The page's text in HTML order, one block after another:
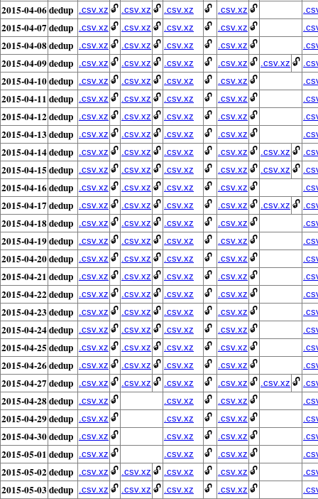
2015-04-06dedup .csv.xz 🔓 .csv.xz 🔓 .csv.xz 🔓 .csv.xz 🔓
2015-04-07dedup .csv.xz 🔓 .csv.xz 🔓 .csv.xz 🔓 .csv.xz 🔓
2015-04-08dedup .csv.xz 🔓 .csv.xz 🔓 .csv.xz 🔓 .csv.xz 🔓
2015-04-09dedup .csv.xz 🔓 .csv.xz 🔓 .csv.xz 🔓 .csv.xz 🔓 .csv.xz 🔓
2015-04-10dedup .csv.xz 🔓 .csv.xz 🔓 .csv.xz 🔓 .csv.xz 🔓
2015-04-11 dedup .csv.xz 🔓 .csv.xz 🔓 .csv.xz 🔓 .csv.xz 🔓
2015-04-12dedup .csv.xz 🔓 .csv.xz 🔓 .csv.xz 🔓 .csv.xz 🔓
2015-04-13dedup .csv.xz 🔓 .csv.xz 🔓 .csv.xz 🔓 .csv.xz 🔓
2015-04-14dedup .csv.xz 🔓 .csv.xz 🔓 .csv.xz 🔓 .csv.xz 🔓 .csv.xz 🔓
2015-04-15 dedup .csv.xz 🔓 .csv.xz 🔓 .csv.xz 🔓 .csv.xz 🔓 .csv.xz 🔓
2015-04-16dedup .csv.xz 🔓 .csv.xz 🔓 .csv.xz 🔓 .csv.xz 🔓
2015-04-17dedup .csv.xz 🔓 .csv.xz 🔓 .csv.xz 🔓 .csv.xz 🔓 .csv.xz 🔓
2015-04-18dedup .csv.xz 🔓 .csv.xz 🔓 .csv.xz 🔓 .csv.xz 🔓
2015-04-19dedup .csv.xz 🔓 .csv.xz 🔓 .csv.xz 🔓 .csv.xz 🔓
2015-04-20dedup .csv.xz 🔓 .csv.xz 🔓 .csv.xz 🔓 .csv.xz 🔓
2015-04-21 dedup .csv.xz 🔓 .csv.xz 🔓 .csv.xz 🔓 .csv.xz 🔓
2015-04-22dedup .csv.xz 🔓 .csv.xz 🔓 .csv.xz 🔓 .csv.xz 🔓
2015-04-23dedup .csv.xz 🔓 .csv.xz 🔓 .csv.xz 🔓 .csv.xz 🔓
2015-04-24dedup .csv.xz 🔓 .csv.xz 🔓 .csv.xz 🔓 .csv.xz 🔓
2015-04-25 dedup .csv.xz 🔓 .csv.xz 🔓 .csv.xz 🔓 .csv.xz 🔓
2015-04-26dedup .csv.xz 🔓 .csv.xz 🔓 .csv.xz 🔓 .csv.xz 🔓
2015-04-27dedup .csv.xz 🔓 .csv.xz 🔓 .csv.xz 🔓 .csv.xz 🔓 .csv.xz 🔓
2015-04-28dedup .csv.xz 🔓 .csv.xz 🔓 .csv.xz 🔓
2015-04-29dedup .csv.xz 🔓 .csv.xz 🔓 .csv.xz 🔓
2015-04-30dedup .csv.xz 🔓 .csv.xz 🔓 .csv.xz 🔓
2015-05-01 dedup .csv.xz 🔓 .csv.xz 🔓 .csv.xz 🔓
2015-05-02dedup .csv.xz 🔓 .csv.xz 🔓 .csv.xz 🔓 .csv.xz 🔓
2015-05-03dedup .csv.xz 🔓 .csv.xz 🔓 .csv.xz 🔓 .csv.xz 🔓